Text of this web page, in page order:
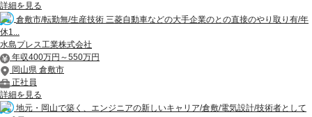
詳細を見る
倉敷市/転勤無/生産技術 三菱自動車などの大手企業のとの直接のやり取り有/年
休1...
水島プレス工業株式会社
年収400万円～550万円
岡山県 倉敷市
正社員
詳細を見る
地元・岡山で築く、エンジニアの新しいキャリア/倉敷/電気設計/技術者として